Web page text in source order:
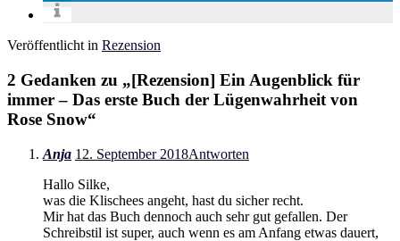
Veröffentlicht in Rezension
2 Gedanken zu „[Rezension] Ein Augenblick für
immer – Das erste Buch der Lügenwahrheit von
Rose Snow“
Anja 12. September 2018Antworten
Hallo Silke,
was die Klischees angeht, hast du sicher recht.
Mir hat das Buch dennoch auch sehr gut gefallen. Der
Schreibstil ist super, auch wenn es am Anfang etwas dauert,